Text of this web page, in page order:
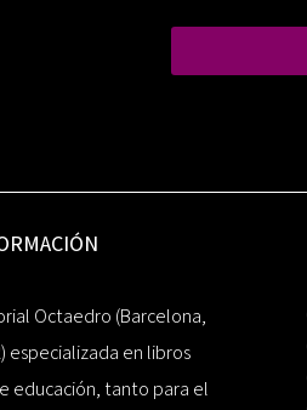
Octaedro (Barcelona,
especializada en libros
educación, tanto para el